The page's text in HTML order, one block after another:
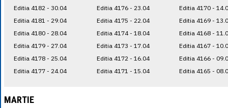
Editia 4182 - 30.04
Editia 4181 - 29.04
Editia 4180 - 28.04
Editia 4179 - 27.04
Editia 4178 - 25.04
Editia 4177 - 24.04
Editia 4176 - 23.04
Editia 4175 - 22.04
Editia 4174 - 18.04
Editia 4173 - 17.04
Editia 4172 - 16.04
Editia 4171 - 15.04
Editia 4170 -
Editia 4169 -
Editia 4168 -
Editia 4167 -
Editia 4166 -
Editia 4165 -
MARTIE